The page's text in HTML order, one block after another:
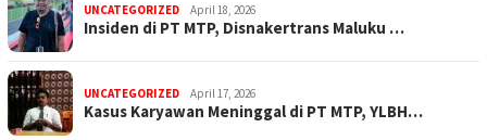
UNCATEGORIZED April 18, 2026
Insiden di PT MTP, Disnakertrans Maluku …
UNCATEGORIZED April 17, 2026
Kasus Karyawan Meninggal di PT MTP, YLBH…